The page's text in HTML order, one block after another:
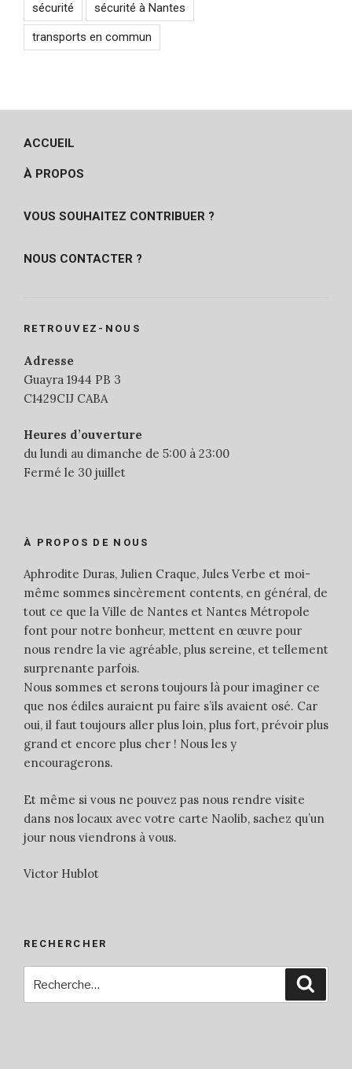
sécurité sécurité à Nantes
transports en commun
ACCUEIL
À PROPOS
VOUS SOUHAITEZ CONTRIBUER ?
NOUS CONTACTER ?
RETROUVEZ-NOUS
Adresse
Guayra 1944 PB 3
C1429CIJ CABA
Heures d’ouverture
du lundi au dimanche de 5:00 à 23:00
Fermé le 30 juillet
À PROPOS DE NOUS
Aphrodite Duras, Julien Craque, Jules Verbe et moi-
même sommes sincèrement contents, en général, de
tout ce que la Ville de Nantes et Nantes Métropole
font pour notre bonheur, mettent en œuvre pour
nous rendre la vie agréable, plus sereine, et tellement
surprenante parfois.
Nous sommes et serons toujours là pour imaginer ce
que nos édiles auraient pu faire s’ils avaient osé. Car
oui, il faut toujours aller plus loin, plus fort, prévoir plus
grand et encore plus cher ! Nous les y
encouragerons.
Et même si vous ne pouvez pas nous rendre visite
dans nos locaux avec votre carte Naolib, sachez qu’un
jour nous viendrons à vous.
Victor Hublot
RECHERCHER